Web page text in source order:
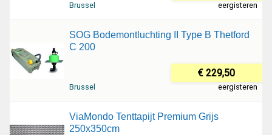
Brussel eergisteren
SOG Bodemontluchting II Type B Thetford
C 200
€ 229,50
Brussel eergisteren
ViaMondo Tenttapijt Premium Grijs
250x350cm